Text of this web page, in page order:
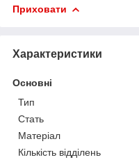
Приховати
Характеристики
Основні
Тип
Стать
Матеріал
Кількість відділень